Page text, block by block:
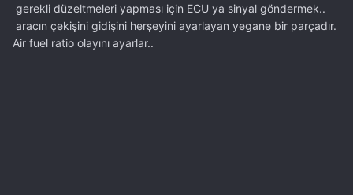
gerekli düzeltmeleri yapması için ECU ya sinyal göndermek..
aracın çekişini gidişini herşeyini ayarlayan yegane bir parçadır.
Air fuel ratio olayını ayarlar..